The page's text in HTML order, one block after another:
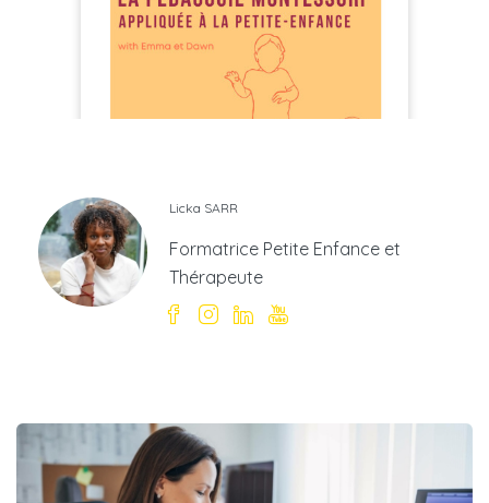
Licka SARR
Formatrice Petite Enfance et
Thérapeute